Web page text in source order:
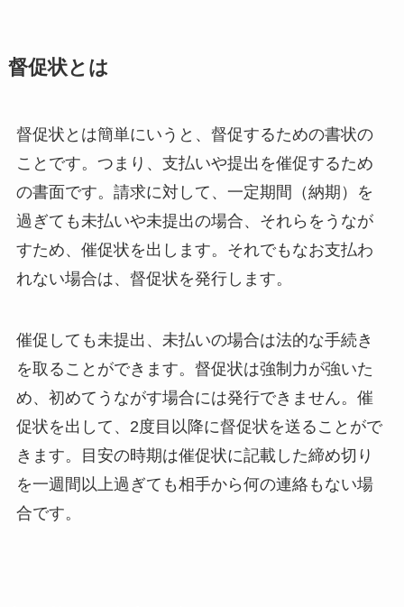
督促状とは
督促状とは簡単にいうと、督促するための書状の
ことです。つまり、支払いや提出を催促するため
の書面です。請求に対して、一定期間（納期）を
過ぎても未払いや未提出の場合、それらをうなが
すため、催促状を出します。それでもなお支払わ
れない場合は、督促状を発行します。
催促しても未提出、未払いの場合は法的な手続き
を取ることができます。督促状は強制力が強いた
め、初めてうながす場合には発行できません。催
促状を出して、2度目以降に督促状を送ることがで
きます。目安の時期は催促状に記載した締め切り
を一週間以上過ぎても相手から何の連絡もない場
合です。